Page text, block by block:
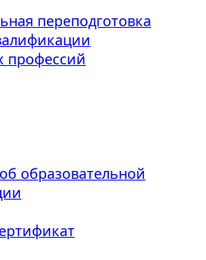
переподготовка
профессий
образовательной